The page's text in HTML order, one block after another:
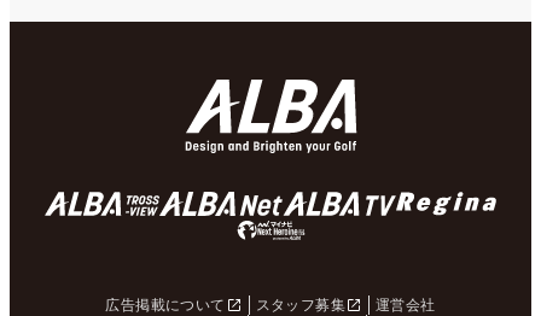
広告掲載について スタッフ募集 運営会社